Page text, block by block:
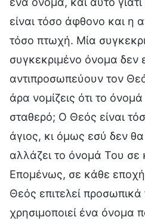
είναι τόσο άφθονο και η
τόσο πτωχή. Μία
συγκεκριμένο όνομα δεν
αντιπροσωπεύουν τον
άρα νομίζεις ότι το
σταθερό; Ο Θεός είναι
άγιος, κι όμως εσύ δεν
αλλάζει το όνομά Του σε
Επομένως, σε κάθε
Θεός επιτελεί
χρησιμοποιεί ένα όνομα